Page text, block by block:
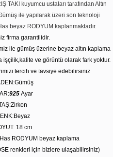
TAKI kuyumcu ustaları tarafından Altın
ile yapılarak üzeri son teknoloji
beyaz RODYUM kaplanmaktadır.
firma garantilidir.
ile gümüş üzerine beyaz altın kaplama
işçilik,kalite ve görüntü olarak fark yoktur.
tercih ve tavsiye edebilirsiniz
925 Ayar
18 cm
RODYUM beyaz kaplama
renkleri için bizlere ulaşabilirsiniz)